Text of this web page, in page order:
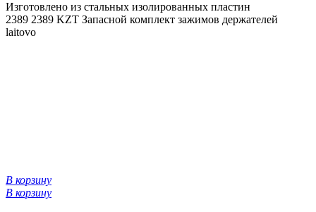
Изготовлено из стальных изолированных пластин
2389 2389 KZT Запасной комплект зажимов держателей
laitovo
В корзину
В корзину